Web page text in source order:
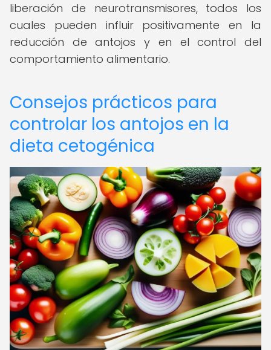
liberación de neurotransmisores, todos los
cuales pueden influir positivamente en la
reducción de antojos y en el control del
comportamiento alimentario.
Consejos prácticos para
controlar los antojos en la
dieta cetogénica